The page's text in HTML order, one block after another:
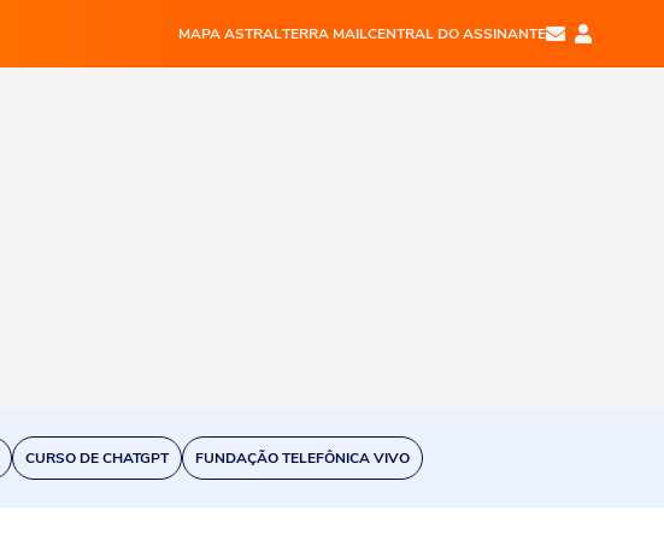
MAPA ASTRALTERRA MAILCENTRAL DO ASSINANTE
CURSO DE CHATGPT FUNDAÇÃO TELEFÔNICA VIVO